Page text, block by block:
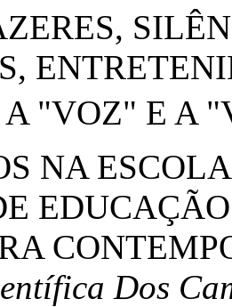
"VOZ" E A
NA
Dos